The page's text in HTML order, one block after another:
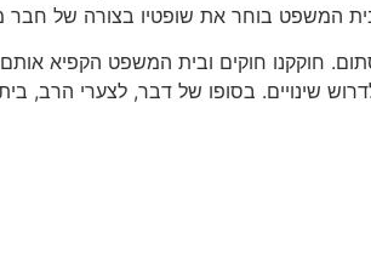
המשפט בוחר את שופטיו בצורה של
סתום. חוקקנו חוקים ובית המשפט
שינויים. בסופו של דבר, לצערי הרב,